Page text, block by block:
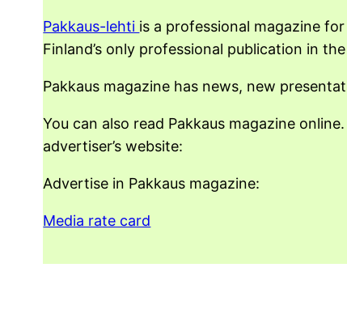
Pakkaus-lehti is a professional magazine
Finland’s only professional publication in
Pakkaus magazine has news, new
You can also read Pakkaus magazine
advertiser’s website:
Advertise in Pakkaus magazine:
Media rate card